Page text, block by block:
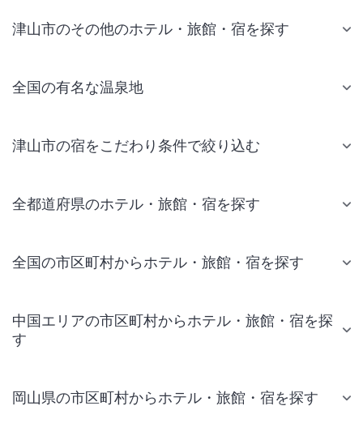
津山市のその他のホテル・旅館・宿を探す
全国の有名な温泉地
津山市の宿をこだわり条件で絞り込む
全都道府県のホテル・旅館・宿を探す
全国の市区町村からホテル・旅館・宿を探す
中国エリアの市区町村からホテル・旅館・宿を探
す
岡山県の市区町村からホテル・旅館・宿を探す